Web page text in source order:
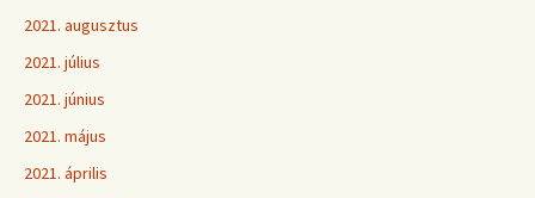
2021. augusztus
2021. július
2021. június
2021. május
2021. április